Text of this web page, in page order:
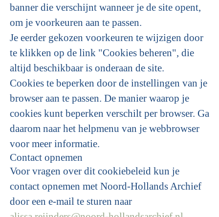
banner die verschijnt wanneer je de site opent,
om je voorkeuren aan te passen.
Je eerder gekozen voorkeuren te wijzigen door
te klikken op de link "Cookies beheren", die
altijd beschikbaar is onderaan de site.
Cookies te beperken door de instellingen van je
browser aan te passen. De manier waarop je
cookies kunt beperken verschilt per browser. Ga
daarom naar het helpmenu van je webbrowser
voor meer informatie.
Contact opnemen
Voor vragen over dit cookiebeleid kun je
contact opnemen met Noord-Hollands Archief
door een e-mail te sturen naar